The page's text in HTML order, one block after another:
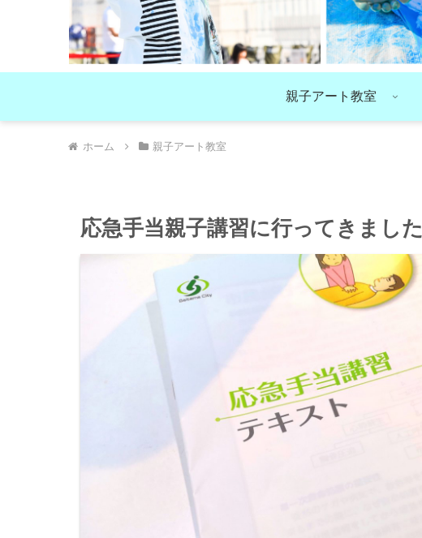
親子アート教室
ホーム 親子アート教室
応急手当親子講習に行ってきました